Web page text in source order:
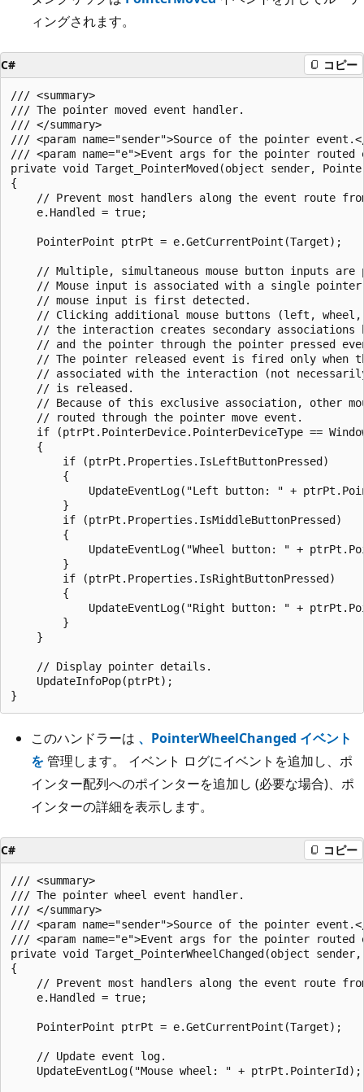
ィングされます。
C# コピー
/// <summary>
/// The pointer moved event handler.
/// </summary>
/// <param name="sender">Source of the pointer event.</
/// <param name="e">Event args for the pointer routed
private void Target_PointerMoved(object sender,
{
// Prevent most handlers along the event route
    e.Handled = true;
    PointerPoint ptrPt = e.GetCurrentPoint(Target);
// Multiple, simultaneous mouse button inputs are
// Mouse input is associated with a single
    // mouse input is first detected.
// Clicking additional mouse buttons (left,
// the interaction creates secondary
// and the pointer through the pointer pressed
// The pointer released event is fired only when
// associated with the interaction (not
    // is released.
// Because of this exclusive association, other
// routed through the pointer move
if (ptrPt.PointerDevice.PointerDeviceType ==
    {
        if (ptrPt.Properties.IsLeftButtonPressed)
        {
UpdateEventLog("Left button: " +
        }
        if (ptrPt.Properties.IsMiddleButtonPressed)
        {
UpdateEventLog("Wheel button: " +
        }
        if (ptrPt.Properties.IsRightButtonPressed)
        {
UpdateEventLog("Right button: " +
        }
    }
    // Display pointer details.
    UpdateInfoPop(ptrPt);
このハンドラーは 、PointerWheelChanged イベント
を管理します。 イベント ログにイベントを追加し、ポ
インター配列へのポインターを追加し (必要な場合)、ポ
インターの詳細を表示します。
C# コピー
/// <summary>
/// The pointer wheel event handler.
/// </summary>
/// <param name="sender">Source of the pointer event.</
/// <param name="e">Event args for the pointer routed
private void Target_PointerWheelChanged(object
{
// Prevent most handlers along the event route
    e.Handled = true;
    PointerPoint ptrPt = e.GetCurrentPoint(Target);
    // Update event log.
    UpdateEventLog("Mouse wheel: " + ptrPt.PointerId);